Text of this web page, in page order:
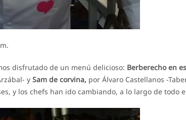
disfrutado de un menú delicioso: Berberecho en
y Sam de corvina, por Álvaro Castellanos -
y los chefs han ido cambiando, a lo largo de todo